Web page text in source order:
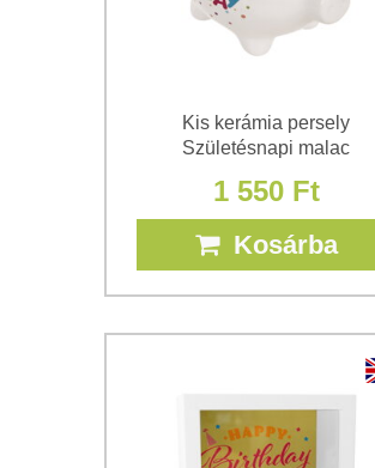
Kis kerámia persely
Születésnapi malac
1 550 Ft
Kosárba